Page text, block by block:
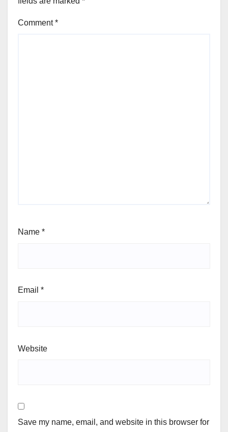
Comment*
Name *
Email *
Website
Save my name, email, and website in this browser for